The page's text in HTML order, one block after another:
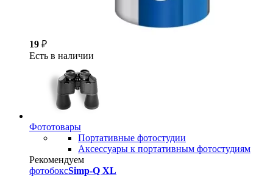
19 ₽
Есть в наличии
Фототовары
Портативные фотостудии
Аксессуары к портативным фотостудиям
Рекомендуем
фотобоксSimp-Q XL